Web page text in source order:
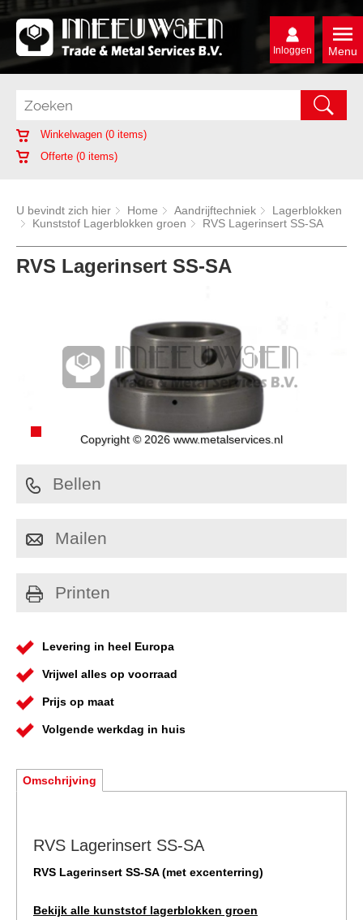
Menu
Inloggen
Winkelwagen (0 items)
Offerte (0 items)
U bevindt zich hier Home Aandrijftechniek
Lagerblokken
Kunststof Lagerblokken groen
RVS Lagerinsert SS-SA
RVS Lagerinsert SS-SA
Copyright © 2026 www.metalservices.nl
Bellen
Mailen
Printen
Levering in heel Europa
Vrijwel alles op voorraad
Prijs op maat
Volgende werkdag in huis
Omschrijving
RVS Lagerinsert SS-SA
RVS Lagerinsert SS-SA (met excenterring)
Bekijk alle kunststof lagerblokken groen